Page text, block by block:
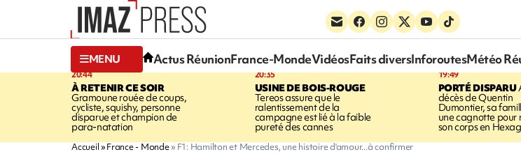
MENU Actus RéunionFrance-MondeVidéosFaits diversInforoutesMétéo
20:44
À RETENIR CE SOIR
Gramoune rouée de coups,
cycliste, squishy, personne
disparue et champion de
para-natation
20:35
USINE DE BOIS-ROUGE
Tereos assure que le
ralentissement de la
campagne est lié à la faible
pureté des cannes
19:49
PORTÉ DISPARU
décès de Quentin
Dumontier, sa
une cagnotte pour
son corps en
Accueil France - Monde F1: Hamilton et Mercedes, une histoire d'amour...à confirmer